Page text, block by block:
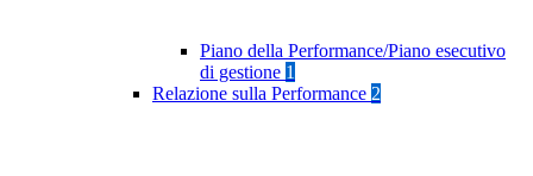
Piano della Performance/Piano esecutivo
di gestione 1
Relazione sulla Performance 2